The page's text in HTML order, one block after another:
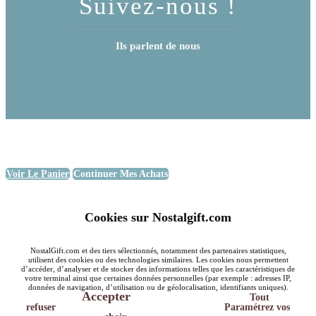
Ils parlent de nous
Voir Le Panier Continuer Mes Achats
Cookies sur Nostalgift.com
NostalGift.com et des tiers sélectionnés, notamment des partenaires statistiques,
utilisent des cookies ou des technologies similaires. Les cookies nous permettent
d’accéder, d’analyser et de stocker des informations telles que les caractéristiques de
votre terminal ainsi que certaines données personnelles (par exemple : adresses IP,
données de navigation, d’utilisation ou de géolocalisation, identifiants uniques).
Accepter
Tout
refuser
Paramétrez vos